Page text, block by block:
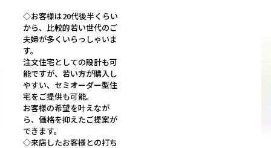
◇お客様は20代後半くらい
から、比較的若い世代のご
夫婦が多くいらっしゃいま
す。
注文住宅としての設計も可
能ですが、若い方が購入し
やすい、セミオーダー型住
宅をご提供も可能。
お客様の希望を叶えなが
ら、価格を抑えたご提案が
できます。
◇来店したお客様との打ち